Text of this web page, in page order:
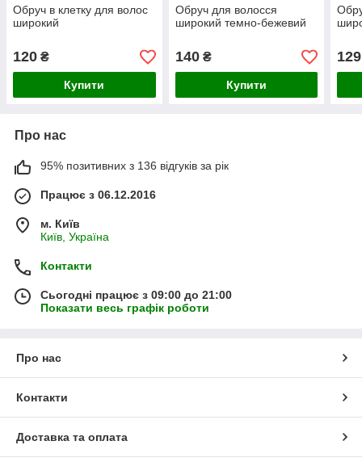
Обруч в клетку для волос
широкий
120 ₴
Купити
Обруч для волосся
широкий темно-бежевий
140₴
Купити
129
Про нас
95% позитивних з 136 відгуків за рік
Працює з 06.12.2016
м. Київ
Київ, Україна
Контакти
Сьогодні працює з 09:00 до 21:00
Показати весь графік роботи
Про нас
Контакти
Доставка та оплата